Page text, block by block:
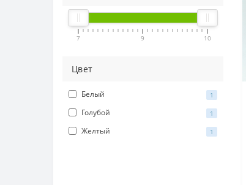
7 9 10
Цвет
Белый 1
Голубой 1
Желтый 1